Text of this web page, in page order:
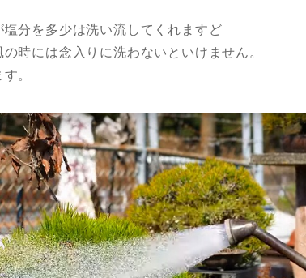
分を多少は洗い流してくれますど
時には念入りに洗わないといけません。
。